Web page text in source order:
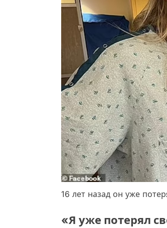
16 лет назад он уже
«Я уже потерял